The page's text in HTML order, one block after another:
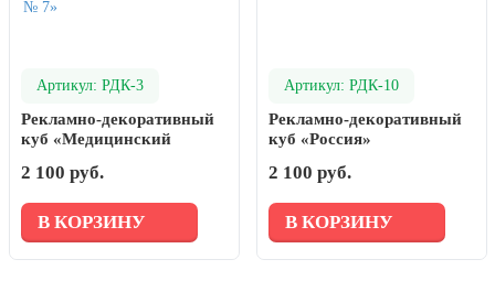
Артикул: РДК-3
Рекламно-декоративный
куб «Медицинский
2 100 руб.
В КОРЗИНУ
Артикул: РДК-10
Рекламно-декоративный
куб «Россия»
2 100 руб.
В КОРЗИНУ